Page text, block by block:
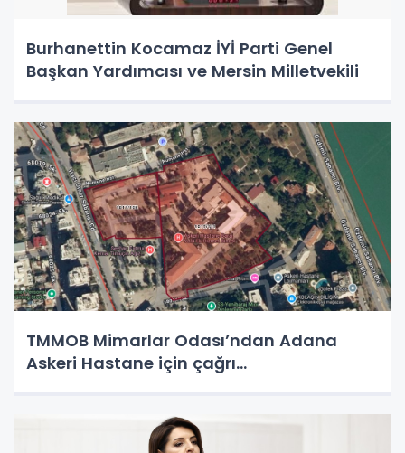
Burhanettin Kocamaz İYİ Parti Genel
Başkan Yardımcısı ve Mersin Milletvekili
TMMOB Mimarlar Odası’ndan Adana
Askeri Hastane için çağrı…